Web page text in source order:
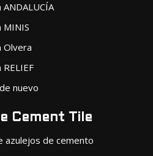
ANDALUCÍA
MINIS
Olvera
RELIEF
nuevo
Cement Tile
azulejos de cemento